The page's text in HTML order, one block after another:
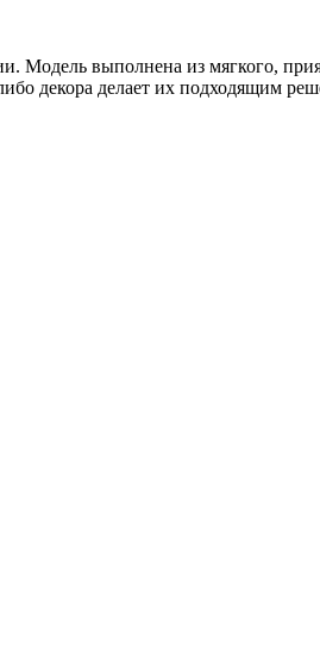
Модель выполнена из мягкого,
декора делает их подходящим